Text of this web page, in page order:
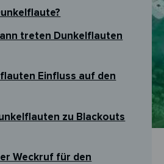
treten Dunkelflauten
Einfluss auf den
zu Blackouts
Weckruf für den